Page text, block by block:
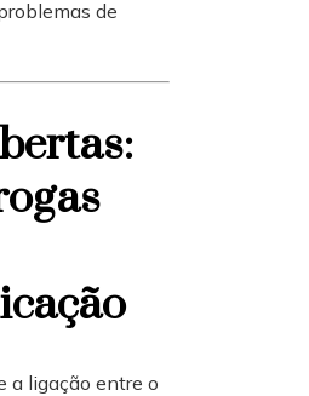
a ligação entre o